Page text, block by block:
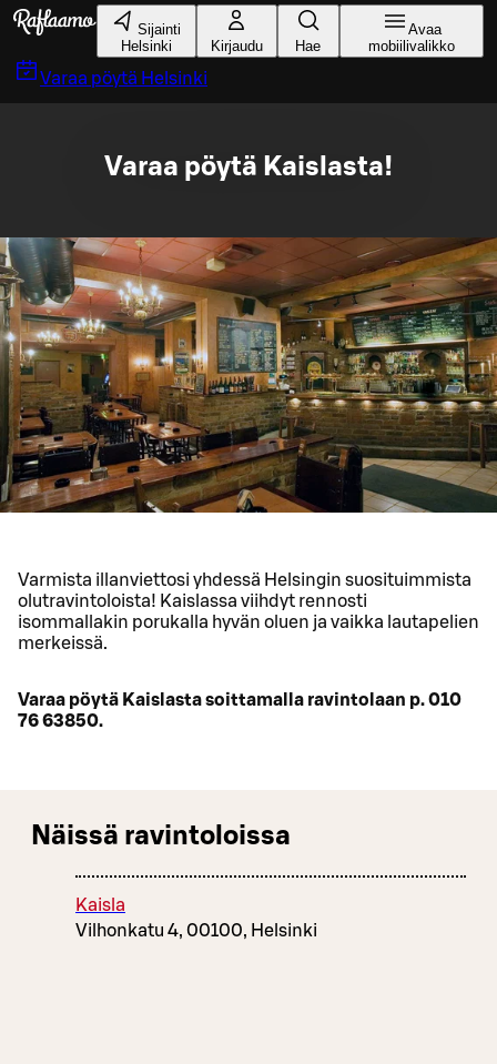
Siirry pääsisältöön
Sijainti
Helsinki
Kirjaudu Hae
Avaa
mobiilivalikko
Varaa pöytä Helsinki
Varaa pöytä Kaislasta!
Varmista illanviettosi yhdessä Helsingin suosituimmista
olutravintoloista! Kaislassa viihdyt rennosti
isommallakin porukalla hyvän oluen ja vaikka lautapelien
merkeissä.
Varaa pöytä Kaislasta soittamalla ravintolaan p. 010
76 63850.
Näissä ravintoloissa
Kaisla
Vilhonkatu 4, 00100, Helsinki